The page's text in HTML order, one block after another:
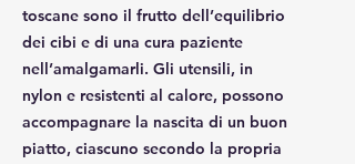
toscane sono il frutto dell’equilibrio
dei cibi e di una cura paziente
nell’amalgamarli. Gli utensili, in
nylon e resistenti al calore, possono
accompagnare la nascita di un buon
piatto, ciascuno secondo la propria